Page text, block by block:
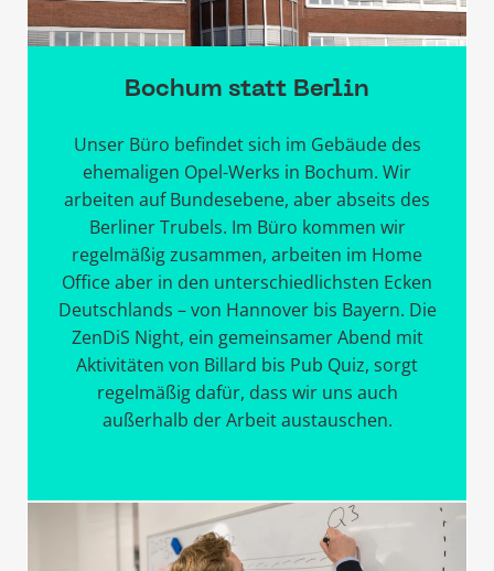
Bochum statt Berlin
Unser Büro befindet sich im Gebäude des
ehemaligen Opel-Werks in Bochum. Wir
arbeiten auf Bundesebene, aber abseits des
Berliner Trubels. Im Büro kommen wir
regelmäßig zusammen, arbeiten im Home
Office aber in den unterschiedlichsten Ecken
Deutschlands – von Hannover bis Bayern. Die
ZenDiS Night, ein gemeinsamer Abend mit
Aktivitäten von Billard bis Pub Quiz, sorgt
regelmäßig dafür, dass wir uns auch
außerhalb der Arbeit austauschen.